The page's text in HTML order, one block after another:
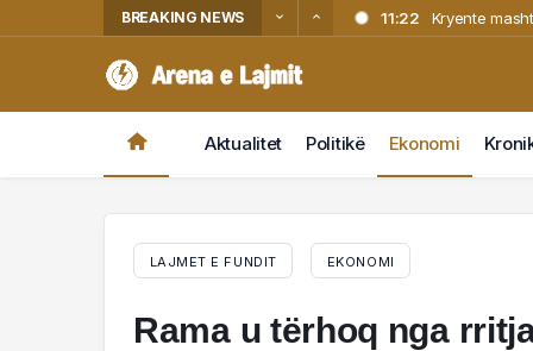
BREAKING NEWS 11:22
Kryente
Aktualitet Politikë Ekonomi
LAJMET E FUNDIT EKONOMI
Rama u tërhoq nga